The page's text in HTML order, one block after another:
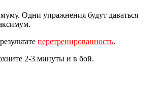
Одни упражнения будут даваться
перетренированность.
2-3 минуты и в бой.